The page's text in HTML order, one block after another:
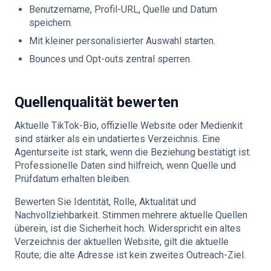
Benutzername, Profil-URL, Quelle und Datum
speichern.
Mit kleiner personalisierter Auswahl starten.
Bounces und Opt-outs zentral sperren.
Quellenqualität bewerten
Aktuelle TikTok-Bio, offizielle Website oder Medienkit
sind stärker als ein undatiertes Verzeichnis. Eine
Agenturseite ist stark, wenn die Beziehung bestätigt ist.
Professionelle Daten sind hilfreich, wenn Quelle und
Prüfdatum erhalten bleiben.
Bewerten Sie Identität, Rolle, Aktualität und
Nachvollziehbarkeit. Stimmen mehrere aktuelle Quellen
überein, ist die Sicherheit hoch. Widerspricht ein altes
Verzeichnis der aktuellen Website, gilt die aktuelle
Route; die alte Adresse ist kein zweites Outreach-Ziel.